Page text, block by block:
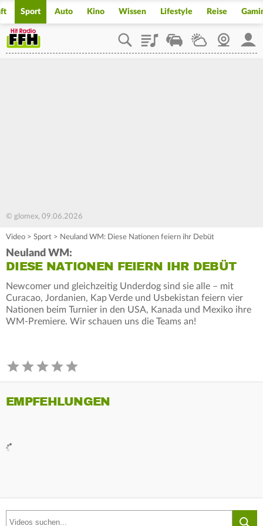
Sport Auto Kino Wissen Lifestyle Reise
PlaylistStaupilotWetterWebcam
© glomex, 09.06.2026
Video > Sport > Neuland WM: Diese Nationen feiern ihr Debüt
Neuland WM:
DIESE NATIONEN FEIERN IHR DEBÜT
Newcomer und gleichzeitig Underdog sind sie alle – mit
Curacao, Jordanien, Kap Verde und Usbekistan feiern vier
Nationen beim Turnier in den USA, Kanada und Mexiko ihre
WM-Premiere. Wir schauen uns die Teams an!
EMPFEHLUNGEN